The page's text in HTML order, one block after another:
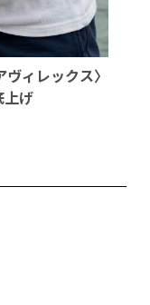
ィレックス〉
上げ